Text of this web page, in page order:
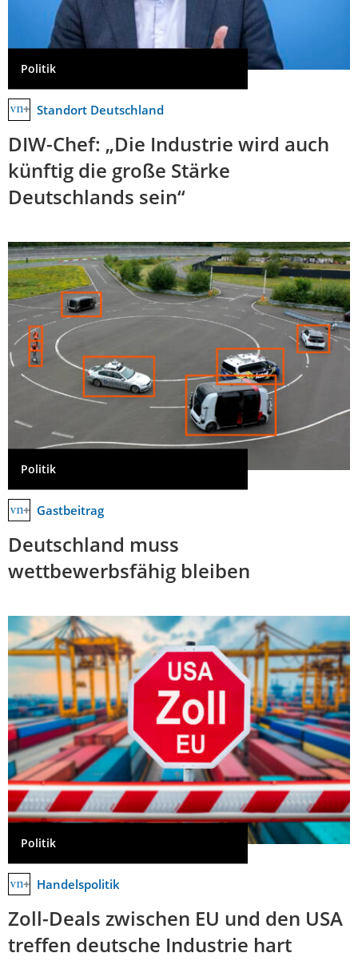
Politik
Standort Deutschland
DIW-Chef: „Die Industrie wird auch
künftig die große Stärke
Deutschlands sein“
Politik
Gastbeitrag
Deutschland muss
wettbewerbsfähig bleiben
Politik
Handelspolitik
Zoll-Deals zwischen EU und den USA
treffen deutsche Industrie hart